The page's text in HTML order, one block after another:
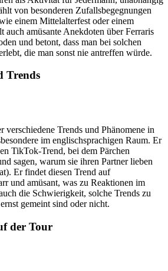
von besonderen Zufallsbegegnungen
einem Mittelalterfest oder einem
auch amüsante Anekdoten über Ferraris
und betont, dass man bei solchen
die man sonst nie antreffen würde.
Trends
verschiedene Trends und Phänomene in
im englischsprachigen Raum. Er
TikTok-Trend, bei dem Pärchen
sagen, warum sie ihren Partner lieben
Er findet diesen Trend auf
und amüsant, was zu Reaktionen im
die Schwierigkeit, solche Trends zu
gemeint sind oder nicht.
der Tour